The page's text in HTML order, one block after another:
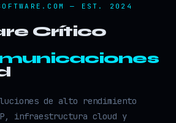
— EST. 2024
Crítico
de alto rendimiento
infraestructura cloud y